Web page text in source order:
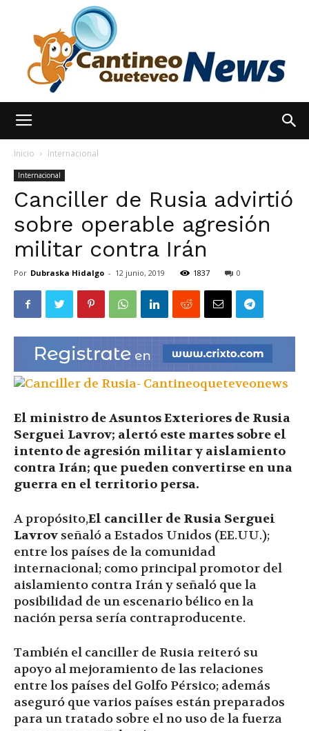
Noticias
hoy
|
Ultima
Hora
Inicio Internacional
Internacional
Canciller de Rusia advirtió
sobre operable agresión
militar contra Irán
Por Dubraska Hidalgo - 12 junio, 2019 1837 0
El ministro de Asuntos Exteriores de Rusia
Serguei Lavrov; alertó este martes sobre el
intento de agresión militar y aislamiento
contra Irán; que pueden convertirse en una
guerra en el territorio persa.
A propósito,El canciller de Rusia Serguei
Lavrov señaló a Estados Unidos (EE.UU.);
entre los países de la comunidad
internacional; como principal promotor del
aislamiento contra Irán y señaló que la
posibilidad de un escenario bélico en la
nación persa sería contraproducente.
También el canciller de Rusia reiteró su
apoyo al mejoramiento de las relaciones
entre los países del Golfo Pérsico; además
aseguró que varios países están preparados
para un tratado sobre el no uso de la fuerza